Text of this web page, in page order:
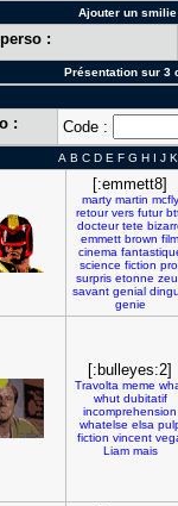
Ajouter un
:
Présentation sur 3
: Code :
A B C D E F G H I J K
[:emmett8]
marty martin mcfly
retour vers futur
docteur tete
emmett brown film
cinema
science fiction
surpris etonne
savant genial
genie
[:bulleyes:2]
Travolta meme
whut dubitatif
incomprehension
whatelse elsa
fiction vincent
Liam mais